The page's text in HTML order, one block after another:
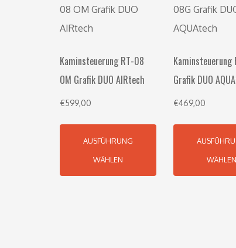
Kaminsteuerung RT-08
OM Grafik DUO AIRtech
€599,00
AUSFÜHRUNG
WÄHLEN
Kaminsteuerung
Grafik DUO
€469,00
WÄHLEN